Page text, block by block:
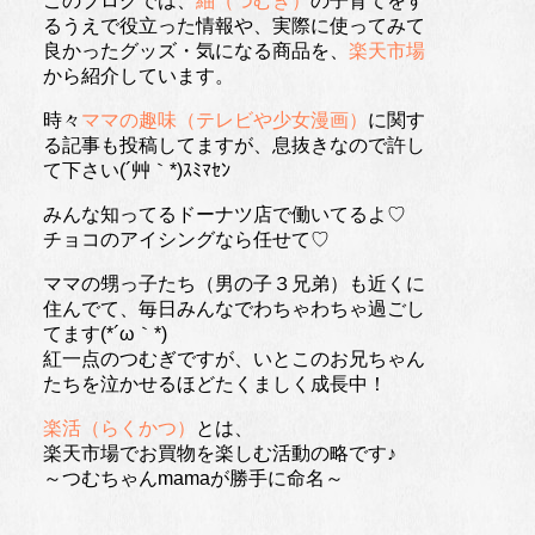
るうえで役立った情報や、実際に使ってみて
良かったグッズ・気になる商品を、 楽天市場
から紹介しています。
時々 ママの趣味（テレビや少女漫画） に関す
る記事も投稿してますが、息抜きなので許し
て下さい(´艸｀*)ｽﾐﾏｾﾝ
みんな知ってるドーナツ店で働いてるよ♡
チョコのアイシングなら任せて♡
ママの甥っ子たち（男の子３兄弟）も近くに
住んでて、毎日みんなでわちゃわちゃ過ごし
てます(*´ω｀*)
紅一点のつむぎですが、いとこのお兄ちゃん
たちを泣かせるほどたくましく成長中！
楽活（らくかつ）
とは、
楽天市場でお買物を楽しむ活動の略です♪
～つむちゃんmamaが勝手に命名～